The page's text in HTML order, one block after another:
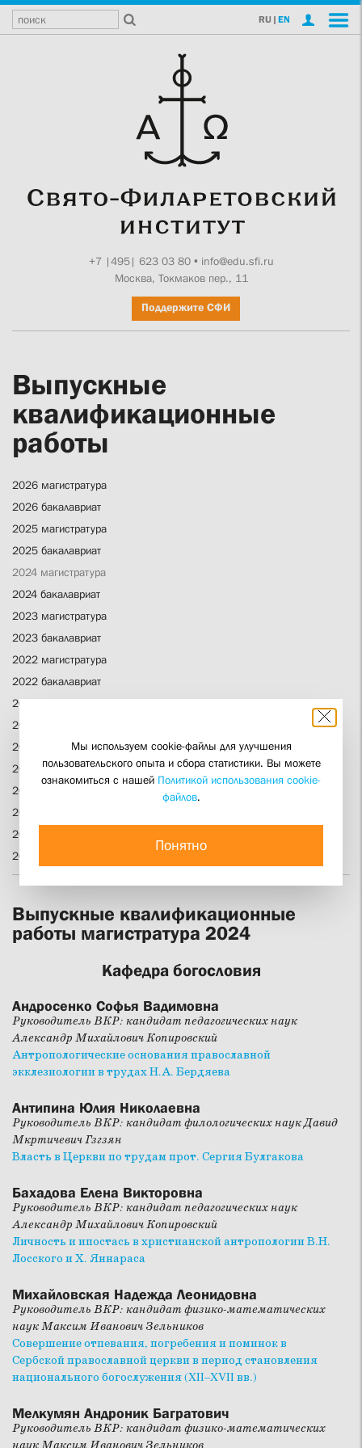
RU | EN
+7 |495| 623 03 80• info@edu.sfi.ru
Москва, Токмаков пер., 11
Поддержите СФИ
Выпускные
квалификационные
работы
2026 магистратура
2026 бакалавриат
2025 магистратура
2025 бакалавриат
2024 магистратура
2024 бакалавриат
2023 магистратура
2023 бакалавриат
2022 магистратура
2022 бакалавриат
2021 бакалавриат
2020 бакалавриат
2019 бакалавриат
2018 бакалавриат
2017 бакалавриат
2016 бакалавриат
2015 бакалавриат
2014 бакалавриат
Выпускные квалификационные
работы магистратура 2024
Кафедра богословия
Андросенко Софья Вадимовна
Руководитель ВКР: кандидат педагогических наук
Александр Михайлович Копировский
Антропологические основания православной
экклезиологии в трудах Н.А. Бердяева
Антипина Юлия Николаевна
Руководитель ВКР: кандидат филологических наук Давид
Мкртичевич Гзгзян
Власть в Церкви по трудам прот. Сергия Булгакова
Бахадова Елена Викторовна
Руководитель ВКР: кандидат педагогических наук
Александр Михайлович Копировский
Личность и ипостась в христианской антропологии В.Н.
Лосского и Х. Яннараса
Михайловская Надежда Леонидовна
Руководитель ВКР: кандидат физико-математических
наук Максим Иванович Зельников
Совершение отпевания, погребения и поминок в
Сербской православной церкви в период становления
национального богослужения (XII–XVII вв.)
Мелкумян Андроник Багратович
Руководитель ВКР: кандидат физико-математических
Мы используем cookie-файлы для улучшения
пользовательского опыта и сбора статистики. Вы можете
ознакомиться с нашей Политикой использования cookie-
файлов.
Понятно